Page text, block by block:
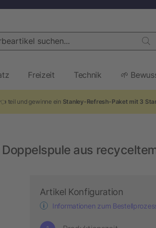
suchen...
Freizeit Technik 🌱
teil und gewinne ein Stanley-Refresh-Paket mit 3
aus
Artikel Konfiguration
Informationen zum